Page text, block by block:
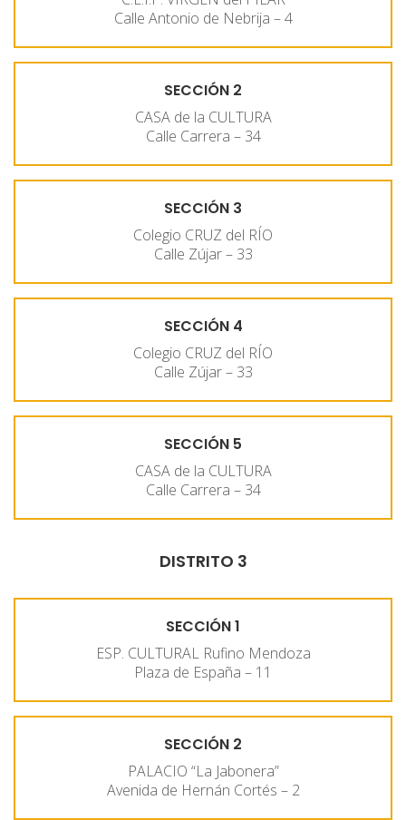
Calle Antonio de Nebrija – 4
SECCIÓN 2
CASA de la CULTURA
Calle Carrera – 34
SECCIÓN 3
Colegio CRUZ del RÍO
Calle Zújar – 33
SECCIÓN 4
Colegio CRUZ del RÍO
Calle Zújar – 33
SECCIÓN 5
CASA de la CULTURA
Calle Carrera – 34
DISTRITO 3
SECCIÓN 1
ESP. CULTURAL Rufino Mendoza
Plaza de España – 11
SECCIÓN 2
PALACIO “La Jabonera”
Avenida de Hernán Cortés – 2